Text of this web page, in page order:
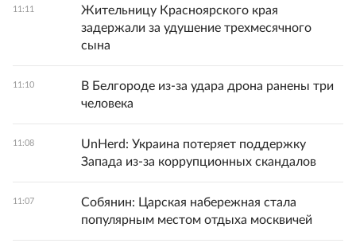
11:11
Жительницу Красноярского края
задержали за удушение трехмесячного
сына
11:10
В Белгороде из-за удара дрона ранены три
человека
11:08
UnHerd: Украина потеряет поддержку
Запада из-за коррупционных скандалов
11:07
Собянин: Царская набережная стала
популярным местом отдыха москвичей